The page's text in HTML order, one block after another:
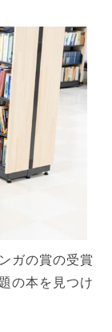
ガの賞の受賞
の本を見つけ